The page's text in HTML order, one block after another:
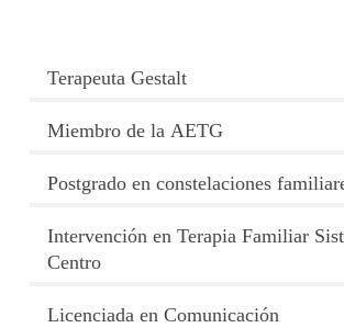
Terapeuta Gestalt
Miembro de la AETG
Postgrado en constelaciones
Intervención en Terapia Familiar
Centro
Licenciada en Comunicación